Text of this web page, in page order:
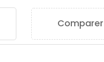
Comparer